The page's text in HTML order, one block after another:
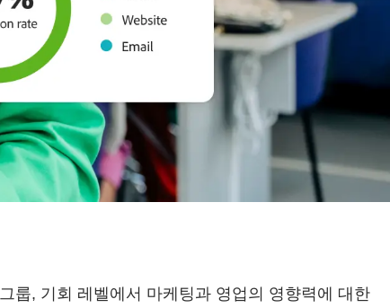
룹, 기회 레벨에서 마케팅과 영업의 영향력에 대한